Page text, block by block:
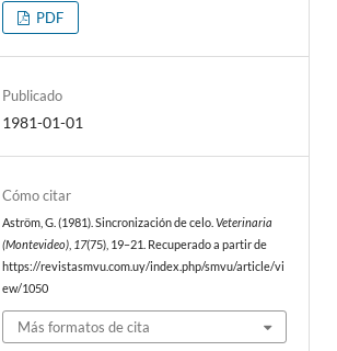
PDF
Publicado
1981-01-01
Cómo citar
Aström, G. (1981). Sincronización de celo.Veterinaria
(Montevideo) 17(75), 19–21. Recuperado a partir de
https://revistasmvu.com.uy/index.php/smvu/article/vi
ew/1050
Más formatos de cita